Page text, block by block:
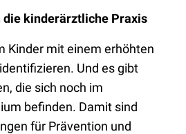
die kinderärztliche Praxis
Kinder mit einem erhöhten
Und es gibt
die sich noch im
befinden. Damit sind
für Prävention und